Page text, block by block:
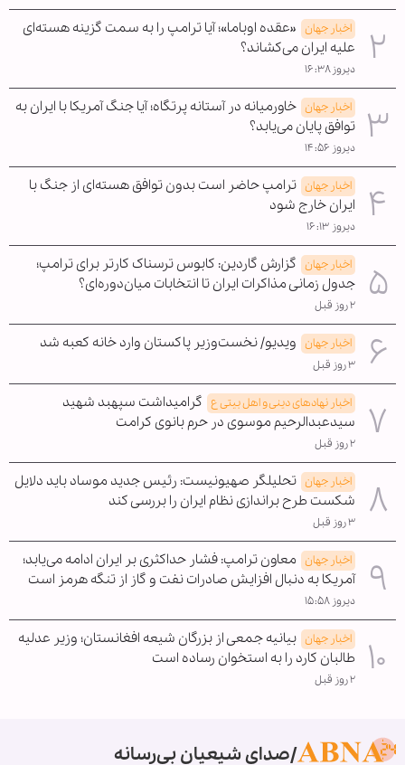
اخبار جهان «عقده اوباما»؛ آیا ترامپ را به سمت گزینه هسته‌ای
علیه ایران می‌کشاند؟
دیروز ۱۶:۳۸
اخبار جهان خاورمیانه در آستانه پرتگاه؛ آیا جنگ آمریکا با ایران به
توافق پایان می‌یابد؟
دیروز ۱۴:۵۶
اخبار جهان ترامپ حاضر است بدون توافق هسته‌ای از جنگ با
ایران خارج شود
دیروز ۱۶:۱۳
اخبار جهان گزارش گاردین: کابوس ترسناک کارتر برای ترامپ؛
جدول زمانی مذاکرات ایران تا انتخابات میان‌دوره‌ای؟
۲ روز قبل
اخبار جهان ویدیو/ نخست‌وزیر پاکستان وارد خانه کعبه شد
۳ روز قبل
اخبار نهادهای دینی و اهل بیتی ع گرامیداشت سپهبد شهید
سیدعبدالرحیم موسوی در حرم بانوی کرامت
۲ روز قبل
اخبار جهان تحلیلگر صهیونیست: رئیس جدید موساد باید دلایل
شکست طرح براندازی نظام ایران را بررسی کند
۳ روز قبل
اخبار جهان معاون ترامپ: فشار حداکثری بر ایران ادامه می‌یابد؛
آمریکا به دنبال افزایش صادرات نفت و گاز از تنگه هرمز است
دیروز ۱۵:۵۸
اخبار جهان بیانیه جمعی از بزرگان شیعه افغانستان؛ وزیر عدلیه
طالبان کارد را به استخوان رساده است
۲ روز قبل
صدای شیعیان بی‌رسانه